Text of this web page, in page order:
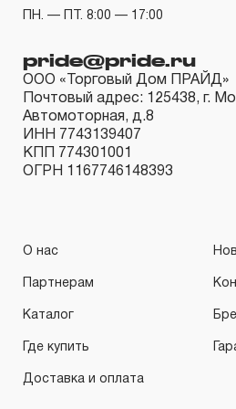
месяцев с даты продажи.
3. Исполнение гарантийных
3.1 На изделия торговых марок
OMBRA® распространяется
ГАРАНТИЯ», то есть, подлежит
инструмента, имеющий дефект,
использование инструмента, за
функционирование изделий
в течение ДЕСЯТИ лет с начала
типов инструмента, за
ПН. — ПТ. 8:00 — 17:00
pride@pride.ru
ООО «Торговый Дом ПРАЙД»
Почтовый адрес: 125438, г.
Автомоторная, д.8
ИНН 7743139407
КПП 774301001
ОГРН 1167746148393
О нас
Партнерам
Каталог
Где купить
Доставка и оплата